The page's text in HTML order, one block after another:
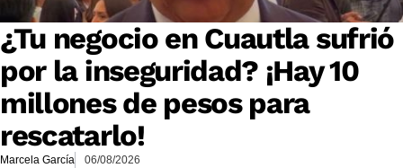
¿Tu negocio en Cuautla sufrió
por la inseguridad? ¡Hay 10
millones de pesos para
rescatarlo!
Marcela García 06/08/2026